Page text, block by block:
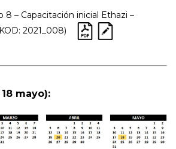
8 – Capacitación inicial Ethazi –
2021_008)
mayo):